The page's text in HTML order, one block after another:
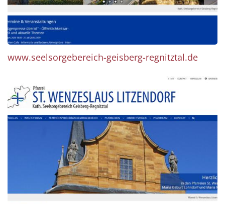
www.seelsorgebereich-geisberg-regnitztal.de